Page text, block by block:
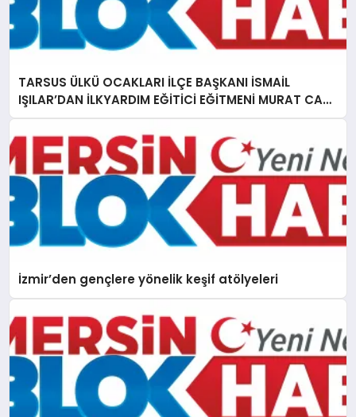
TARSUS ÜLKÜ OCAKLARI İLÇE BAŞKANI İSMAİL
IŞILAR’DAN İLKYARDIM EĞİTİCİ EĞİTMENİ MURAT CAN
FİDAN’A ZİYARET
İzmir’den gençlere yönelik keşif atölyeleri